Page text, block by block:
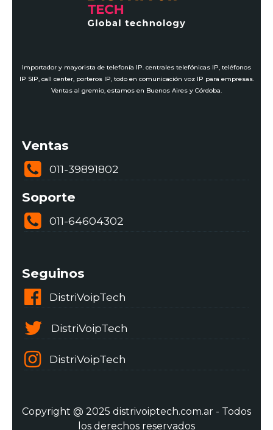
Importador y mayorista de telefonía IP. centrales telefónicas IP, teléfonos
IP SIP, call center, porteros IP, todo en comunicación voz IP para empresas.
Ventas al gremio, estamos en Buenos Aires y Córdoba.
Ventas
011-39891802
Soporte
011-64604302
Seguinos
DistriVoipTech
DistriVoipTech
DistriVoipTech
Copyright @ 2025 distrivoiptech.com.ar - Todos
los derechos reservados